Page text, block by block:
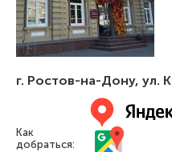
г. Ростов-на-Дону, ул.
Как
добраться: